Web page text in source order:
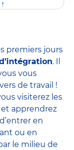
!
premiers jours
. Il
vous
de travail !
visiterez les
et apprendrez
en
ou en
le milieu de